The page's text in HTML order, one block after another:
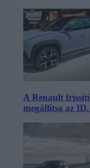
A Renault
megállítsa az